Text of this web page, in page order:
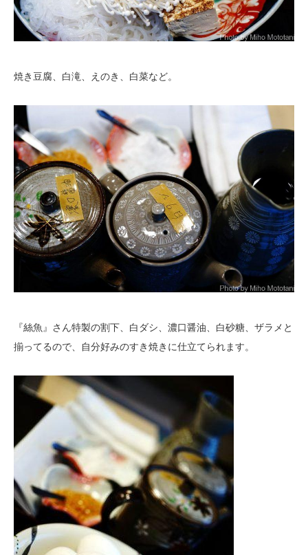
焼き豆腐、白滝、えのき、白菜など。
『絲魚』さん特製の割下、白ダシ、濃口醤油、白砂糖、ザラメと
揃ってるので、自分好みのすき焼きに仕立てられます。